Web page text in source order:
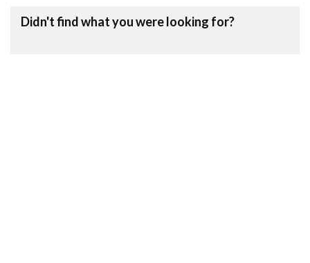
Didn't find what you were looking for?